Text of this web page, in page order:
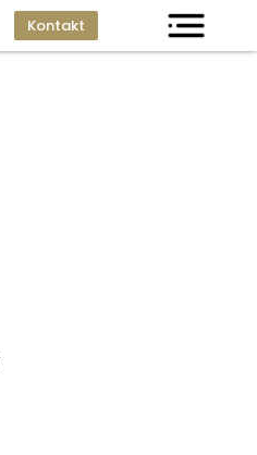
Kontakt